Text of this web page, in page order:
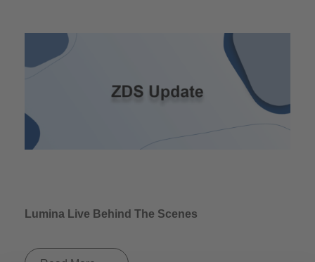
Lumina Live Behind The Scenes